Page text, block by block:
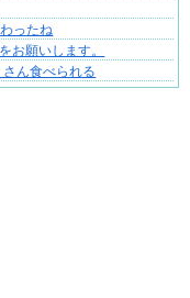
ったね
お願いします。
さん食べられる